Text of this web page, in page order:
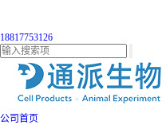
18817753126
公司首页